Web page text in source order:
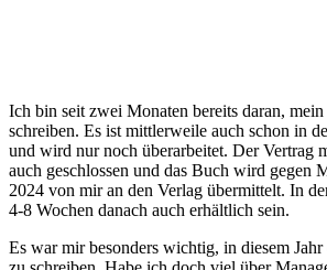
Ich bin seit zwei Monaten bereits daran,
schreiben. Es ist mittlerweile auch schon in
und wird nur noch überarbeitet. Der Vertrag
auch geschlossen und das Buch wird gegen
2024 von mir an den Verlag übermittelt. In
4-8 Wochen danach auch erhältlich sein.
Es war mir besonders wichtig, in diesem